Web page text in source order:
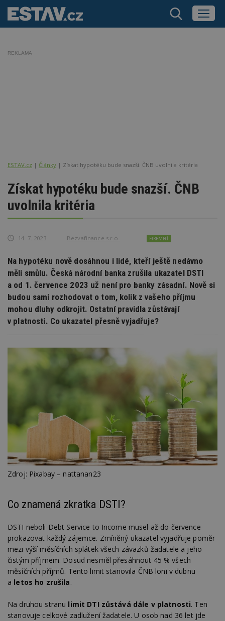
REKLAMA
ESTAV.cz Články Získat hypotéku bude snazší. ČNB uvolnila kritéria
Získat hypotéku bude snazší. ČNB
uvolnila kritéria
14. 7. 2023 Bezvafinance s.r.o. FIREMNÍ
Na hypotéku nově dosáhnou i lidé, kteří ještě nedávno
měli smůlu. Česká národní banka zrušila ukazatel DSTI
a od 1. července 2023 už není pro banky zásadní. Nově si
budou sami rozhodovat o tom, kolik z vašeho příjmu
mohou dluhy odkrojit. Ostatní pravidla zůstávají
v platnosti. Co ukazatel přesně vyjadřuje?
Zdroj: Pixabay – nattanan23
Co znamená zkratka DSTI?
DSTI neboli Debt Service to Income musel až do července
prokazovat každý zájemce. Zmíněný ukazatel vyjadřuje poměr
mezi výší měsíčních splátek všech závazků žadatele a jeho
čistým příjmem. Dosud nesměl přesáhnout 45 % všech
měsíčních příjmů. Tento limit stanovila ČNB loni v dubnu
a letos ho zrušila.
Na druhou stranu limit DTI zůstává dále v platnosti. Ten
stanovuje celkové zadlužení žadatele. U osob nad 36 let jde